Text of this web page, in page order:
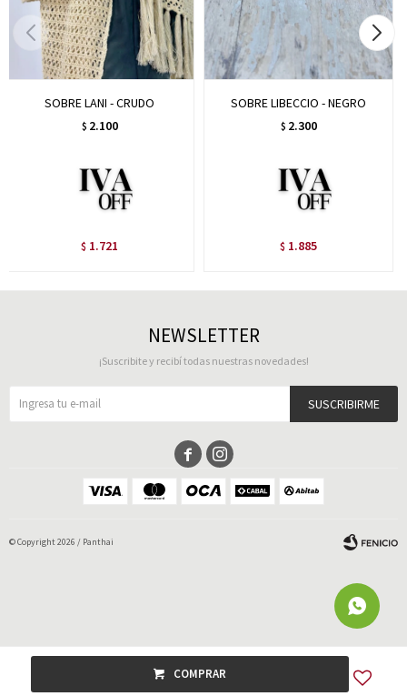
COMPRAR
SOBRE LANI - CRUDO
$ 2.100
$ 1.721
SOBRE LIBECCIO - NEGRO
$ 2.300
$ 1.885
NEWSLETTER
¡Suscribite y recibí todas nuestras novedades!
SUSCRIBIRME
 
© Copyright 2026 / Panthai